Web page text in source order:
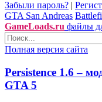
Забыли пароль? |
GTA San Andreas
GameLoads.ru файлы
Полная версия сайта
Persistence 1.6 –
GTA 5